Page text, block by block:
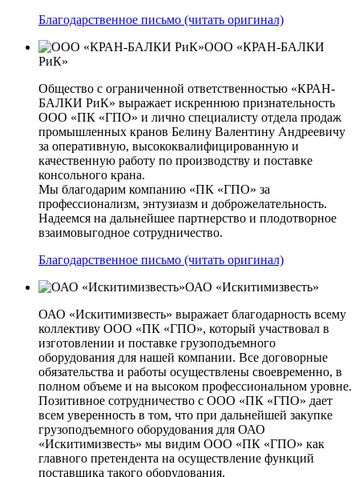
Благодарственное письмо (читать оригинал)
ООО «КРАН-БАЛКИ
РиК»
Общество с ограниченной ответственностью «КРАН-
БАЛКИ РиК» выражает искреннюю признательность
ООО «ПК «ГПО» и лично специалисту отдела продаж
промышленных кранов Белину Валентину Андреевичу
за оперативную, высококвалифицированную и
качественную работу по производству и поставке
консольного крана.
Мы благодарим компанию «ПК «ГПО» за
профессионализм, энтузиазм и доброжелательность.
Надеемся на дальнейшее партнерство и плодотворное
взаимовыгодное сотрудничество.
Благодарственное письмо (читать оригинал)
ОАО «Искитимизвесть»
ОАО «Искитимизвесть» выражает благодарность всему
коллективу ООО «ПК «ГПО», который участвовал в
изготовлении и поставке грузоподъемного
оборудования для нашей компании. Все договорные
обязательства и работы осуществлены своевременно, в
полном объеме и на высоком профессиональном уровне.
Позитивное сотрудничество с ООО «ПК «ГПО» дает
всем уверенность в том, что при дальнейшей закупке
грузоподъемного оборудования для ОАО
«Искитимизвесть» мы видим ООО «ПК «ГПО» как
главного претендента на осуществление функций
поставщика такого оборудования.